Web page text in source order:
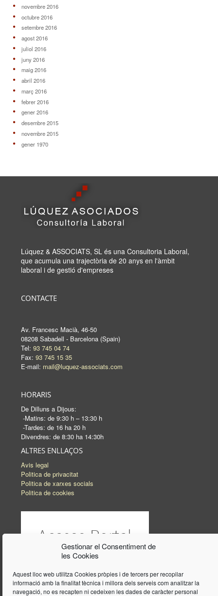
Gestionar el Consentiment de
les Cookies
Aquest lloc web utilitza Cookies pròpies i de tercers per recopilar
informació amb la finalitat tècnica i millora dels serveis com analitzar la
navegació, no es recapten ni cedeixen les dades de caràcter personal
novembre 2016
octubre 2016
setembre 2016
agost 2016
juliol 2016
juny 2016
maig 2016
abril 2016
març 2016
febrer 2016
gener 2016
desembre 2015
novembre 2015
gener 1970
Lúquez & ASSOCIATS, SL és una Consultoria Laboral,
que acumula una trajectòria de 20 anys en l'àmbit
laboral i de gestió d'empreses
CONTACTE
Av. Francesc Macià, 46-50
08208 Sabadell - Barcelona (Spain)
Tel: 93 745 04 74
Fax: 93 745 15 35
E-mail: mail@luquez-associats.com
HORARIS
De Dilluns a Dijous:
-Matins: de 9:30 h – 13:30 h
-Tardes: de 16 ha 20 h
Divendres: de 8:30 ha 14:30h
ALTRES ENLLAÇOS
Avis legal
Politica de privacitat
Politica de xarxes socials
Politica de cookies